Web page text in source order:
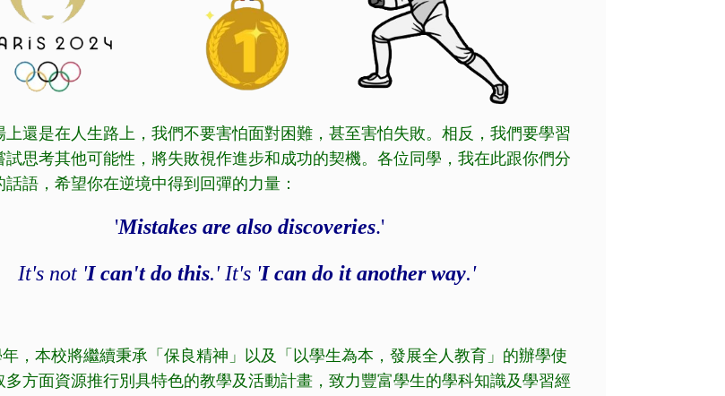
上還是在人生路上，我們不要害怕面對困難，甚至害怕失敗。相反，我們要學習
試思考其他可能性，將失敗視作進步和成功的契機。各位同學，我在此跟你們分
語，希望你在逆境中得到回彈的力量：
'Mistakes are also discoveries.'
It's not 'I can't do this.' It's 'I can do it another way.'
，本校將繼續秉承「保良精神」以及「以學生為本，發展全人教育」的辦學使
多方面資源推行別具特色的教學及活動計畫，致力豐富學生的學科知識及學習經